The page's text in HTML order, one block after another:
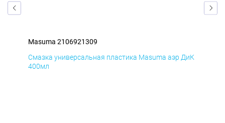
Masuma 2106921309
Смазка универсальная пластика Masuma аэр ДиК
400мл